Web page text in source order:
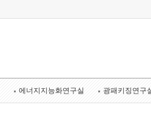
기획본부
에너지지능화연구실 광패키징연구